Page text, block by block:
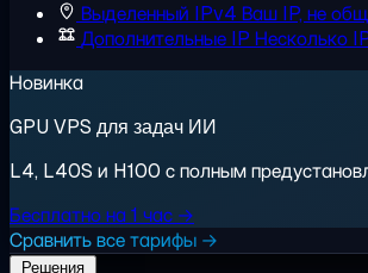
Выделенный IPv4 Ваш IP, не
Дополнительные IP Несколько
Новинка
GPU VPS для задач ИИ
L4, L40S и H100 с полным
Бесплатно на 1 час →
Сравнить все тарифы →